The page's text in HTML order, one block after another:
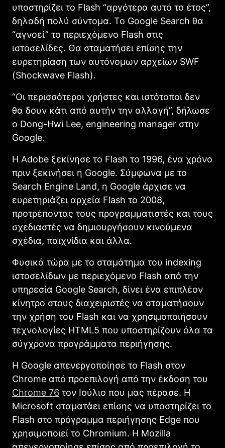
υποστηρίζει το Flash “αργότερα αυτό το έτος”,
δηλαδή πολύ σύντομα. Το Google Search θα
“αγνοεί” το περιεχόμενο Flash στις
ιστοσελίδες. Θα σταματήσει επίσης την
ευρετηρίαση των αυτόνομων αρχείων SWF
(Shockwave Flash).
“Οι περισσότεροι χρήστες και ιστότοποι δεν
θα δουν κάτι από αυτήν την αλλαγή”, δήλωσε
ο Dong-Hwi Lee, engineering manager στην
Google.
Η Adobe ξεκίνησε το Flash το 1996, ένα χρόνο
πριν ξεκινήσει η Google. Σύμφωνα με το
Search Engine Land, η Google άρχισε να
ευρετηριάζει αρχεία Flash το 2008,
προτρέποντας τους προγραμματιστές και τους
σχεδιαστές να δημιουργήσουν κινούμενα
σχέδια, παιχνίδια και άλλα.
Φυσικά τώρα με το σταμάτημα του indexing
ιστοσελίδων με περιεχόμενο Flash από την
υπηρεσία Google Search, δίνει ένα επιπλέον
κίνητρο στους διαχειριστές να σταματήσουν
την χρήση του Flash και να χρησιμοποιήσουν
τεχνολογίες HTML5 που υποστηρίζουν όλα τα
σύγχρονα προγράμματα περιήγησης.
Η Google απενεργοποίησε το Flash στον
Chrome από προεπιλογή από την έκδοση του
Chrome 76 τον Ιούλιο που μας πέρασε. Η
Microsoft σταματάει επίσης να υποστηρίζει το
Flash στο πρόγραμμα περιήγησης Edge που
χρησιμοποιεί το Chromium. Η Mozilla